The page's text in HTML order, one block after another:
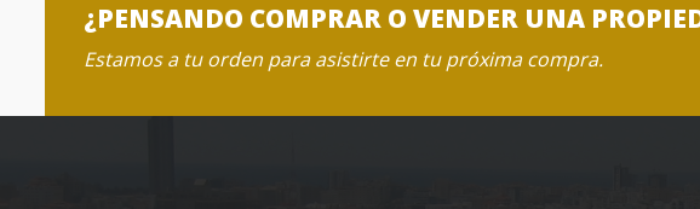
¿PENSANDO COMPRAR O VENDER UNA
Estamos a tu orden para asistirte en tu próxima compra.